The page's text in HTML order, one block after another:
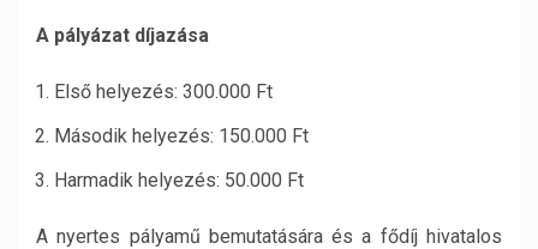
A pályázat díjazása
Első helyezés: 300.000 Ft
Második helyezés: 150.000 Ft
Harmadik helyezés: 50.000 Ft
A nyertes pályamű bemutatására és a fődíj hivatalos